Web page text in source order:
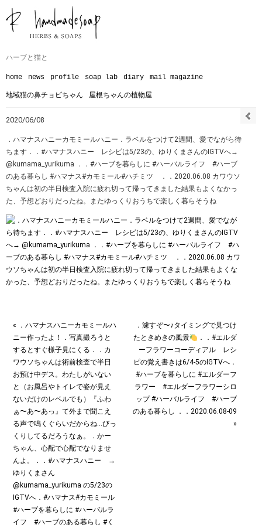
ハーブと猫と
home news profile soap lab diary mail magazine
地域猫の鼻チョビちゃん 屋根ちゃんの植物屋
2020/06/08
．ハマナスハニーカモミールハニー．ラベルをつけて2週間、愛でながら待
ちます︎．．#ハマナスハニー レシピは5/23の、ゆりくまさんのIGTVへ→
@kumama_yurikuma ．．#ハーブを暮らしに #ハーバルライフ #ハーブ
のある暮らし #ハマナス#カモミール#ハチミツ ．．2020.06.08 カワウソ
ちゃんは初の半日検査入院に疲れ切って帰ってきました結果もよくなかっ
た、予想どおりだったね。またゆっくりおうちで楽しく暮らそうね
« ．ハマナスハニーカモミールハ
ニー作ったよ！．写真撮ろうと
するとすぐ様子見にくる．．カ
ワウソちゃんは術前検査で半日
お預け中デス。わたしがいない
と（お風呂やトイレで姿が見え
ないだけのレベルでも）『ふわ
ぁ〜あ〜あっ』て外まで聞こえ
る声で鳴くぐらいだからね…びっ
くりしてるだろうなぁ。．かー
ちゃん、心配で心配でなりませ
んよ。．．#ハマナスハニー →
ゆりくまさん
@kumama_yurikuma の5/23の
IGTVへ．#ハマナス#カモミール
#ハーブを暮らしに #ハーバルラ
イフ #ハーブのある暮らし #く
．濾すぞ〜♪タイミングで見つけ
たときめきの風景
．．#エルダ
ーフラワーコーディアル レシ
ピの覚え書きは6/4-5のIGTVへ．
#ハーブを暮らしに #エルダーフ
ラワー #エルダーフラワーシロ
ップ #ハーバルライフ #ハーブ
のある暮らし ．．2020.06.08-09
»